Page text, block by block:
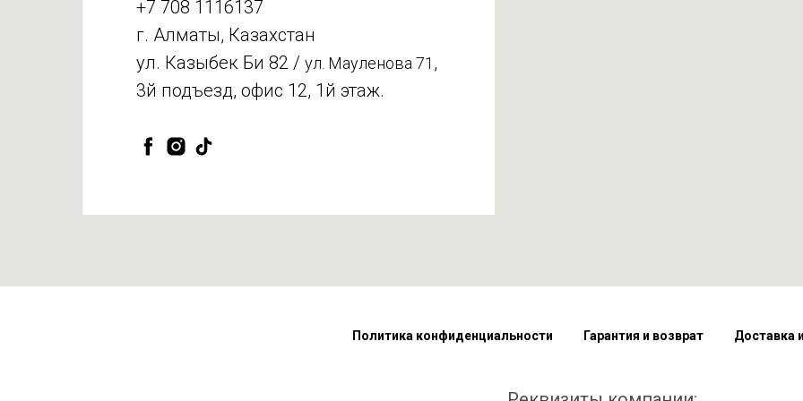
+7 708 1116137
г. Алматы, Казахстан
ул. Казыбек Би 82 / ул. Мауленова 71 ,
3й подъезд, офис 12, 1й этаж.
Политика конфиденциальности Гарантия и возврат Доставка